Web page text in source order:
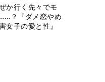
か行く先々でモ
？『ダメ恋やめ
子の愛と性』